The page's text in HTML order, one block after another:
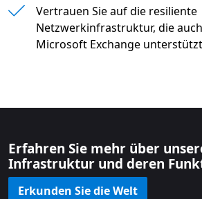
" "
Vertrauen Sie auf die resiliente
Netzwerkinfrastruktur, die
Microsoft Exchange
Erfahren Sie mehr über
Infrastruktur und deren
Erkunden Sie die Welt